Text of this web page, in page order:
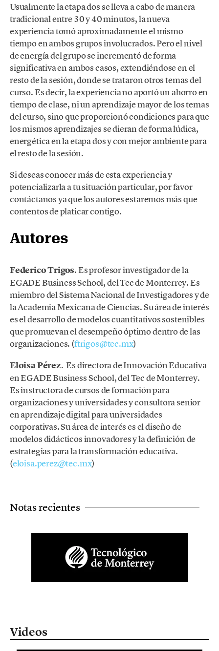
Usualmente la etapa dos se lleva a cabo de manera
tradicional entre 30 y 40 minutos, la nueva
experiencia tomó aproximadamente el mismo
tiempo en ambos grupos involucrados. Pero el nivel
de energía del grupo se incrementó de forma
significativa en ambos casos, extendiéndose en el
resto de la sesión, donde se trataron otros temas del
curso. Es decir, la experiencia no aportó un ahorro en
tiempo de clase, ni un aprendizaje mayor de los temas
del curso, sino que proporcionó condiciones para que
los mismos aprendizajes se dieran de forma lúdica,
energética en la etapa dos y con mejor ambiente para
el resto de la sesión.
Si deseas conocer más de esta experiencia y
potencializarla a tu situación particular, por favor
contáctanos ya que los autores estaremos más que
contentos de platicar contigo.
Autores
Federico Trigos. Es profesor investigador de la
EGADE Business School, del Tec de Monterrey. Es
miembro del Sistema Nacional de Investigadores y de
la Academia Mexicana de Ciencias. Su área de interés
es el desarrollo de modelos cuantitativos sostenibles
que promuevan el desempeño óptimo dentro de las
organizaciones. (ftrigos@tec.mx)
Eloisa Pérez. Es directora de Innovación Educativa
en EGADE Business School, del Tec de Monterrey.
Es instructora de cursos de formación para
organizaciones y universidades y consultora senior
en aprendizaje digital para universidades
corporativas. Su área de interés es el diseño de
modelos didácticos innovadores y la definición de
estrategias para la transformación educativa.
(eloisa.perez@tec.mx)
Notas recientes
Videos